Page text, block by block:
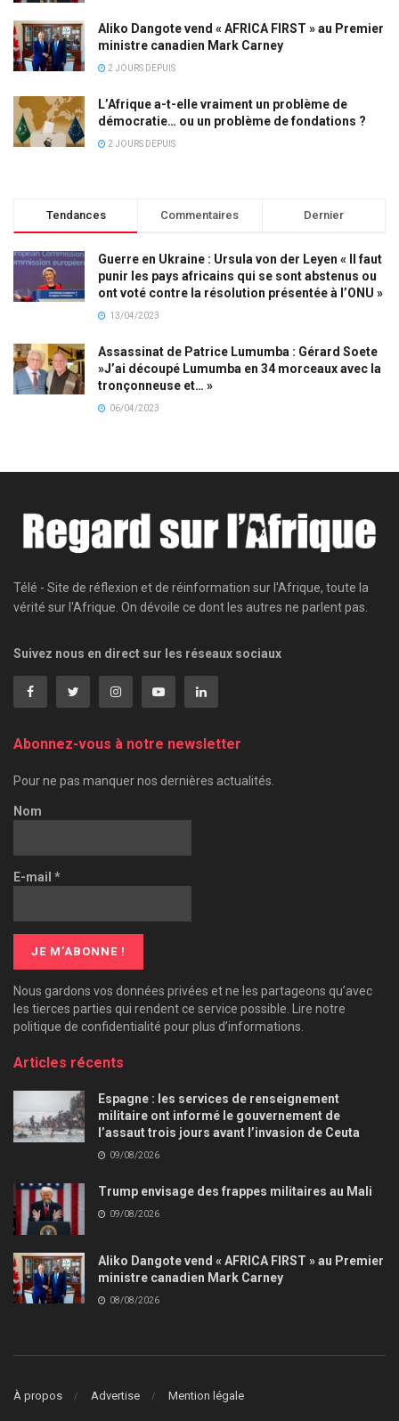
Aliko Dangote vend « AFRICA FIRST » au Premier
ministre canadien Mark Carney
2 JOURS DEPUIS
L’Afrique a-t-elle vraiment un problème de
démocratie… ou un problème de fondations ?
2 JOURS DEPUIS
Tendances Commentaires Dernier
Guerre en Ukraine : Ursula von der Leyen « Il faut
punir les pays africains qui se sont abstenus ou
ont voté contre la résolution présentée à l’ONU »
13/04/2023
Assassinat de Patrice Lumumba : Gérard Soete
»J’ai découpé Lumumba en 34 morceaux avec la
tronçonneuse et… »
06/04/2023
Télé - Site de réflexion et de réinformation sur l'Afrique, toute la
vérité sur l'Afrique. On dévoile ce dont les autres ne parlent pas.
Suivez nous en direct sur les réseaux sociaux
Abonnez-vous à notre newsletter
Pour ne pas manquer nos dernières actualités.
Nom
E-mail *
Nous gardons vos données privées et ne les partageons qu’avec
les tierces parties qui rendent ce service possible. Lire notre
politique de confidentialité pour plus d’informations.
Articles récents
Espagne : les services de renseignement
militaire ont informé le gouvernement de
l’assaut trois jours avant l’invasion de Ceuta
09/08/2026
Trump envisage des frappes militaires au Mali
09/08/2026
Aliko Dangote vend « AFRICA FIRST » au Premier
ministre canadien Mark Carney
08/08/2026
À propos Advertise Mention légale